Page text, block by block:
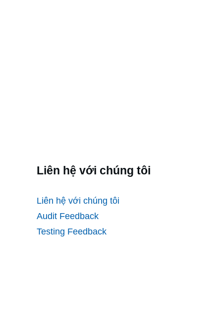
Liên hệ với chúng tôi
Liên hệ với chúng tôi
Audit Feedback
Testing Feedback